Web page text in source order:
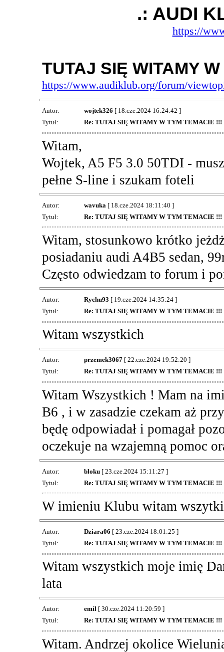
.: AUDI
https://
TUTAJ SIĘ WITAMY
https://www.audiklub.org/forum/
Autor: wojtek326 [ 18.cze.2024 16:24:42 ]
Tytuł:
Re: TUTAJ SIĘ WITAMY W TYM TEMACIE !!!
Witam,
Wojtek, A5 F5 3.0 50TDI -
pełne S-line i szukam foteli
Autor: wavuka [ 18.cze.2024 18:11:40 ]
Tytuł:
Re: TUTAJ SIĘ WITAMY W TYM TEMACIE !!!
Witam, stosunkowo krótko
posiadaniu audi A4B5 sedan,
Często odwiedzam to forum i
Autor: Rychu93 [ 19.cze.2024 14:35:24 ]
Tytuł:
Re: TUTAJ SIĘ WITAMY W TYM TEMACIE !!!
Witam wszystkich
Autor: przemek3067[ 22.cze.2024 19:52:20 ]
Tytuł:
Re: TUTAJ SIĘ WITAMY W TYM TEMACIE !!!
Witam Wszystkich ! Mam na
B6 , i w zasadzie czekam aż
będę odpowiadał i pomagał
oczekuje na wzajemną pomoc
Autor: bloku[ 23.cze.2024 15:11:27 ]
Tytuł:
Re: TUTAJ SIĘ WITAMY W TYM TEMACIE !!!
W imieniu Klubu witam
Autor: Dziara06 [ 23.cze.2024 18:01:25 ]
Tytuł:
Re: TUTAJ SIĘ WITAMY W TYM TEMACIE !!!
Witam wszystkich moje imię
lata
Autor: emil[ 30.cze.2024 11:20:59 ]
Tytuł:
Re: TUTAJ SIĘ WITAMY W TYM TEMACIE !!!
Witam. Andrzej okolice